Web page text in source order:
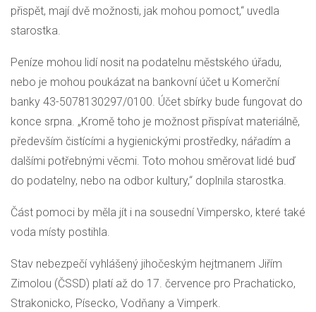
přispět, mají dvě možnosti, jak mohou pomoct,“ uvedla
starostka.
Peníze mohou lidí nosit na podatelnu městského úřadu,
nebo je mohou poukázat na bankovní účet u Komerční
banky 43-5078130297/0100. Účet sbírky bude fungovat do
konce srpna. „Kromě toho je možnost přispívat materiálně,
především čistícími a hygienickými prostředky, nářadím a
dalšími potřebnými věcmi. Toto mohou směrovat lidé buď
do podatelny, nebo na odbor kultury,“ doplnila starostka.
Část pomoci by měla jít i na sousední Vimpersko, které také
voda místy postihla.
Stav nebezpečí vyhlášený jihočeským hejtmanem Jiřím
Zimolou (ČSSD) platí až do 17. července pro Prachaticko,
Strakonicko, Písecko, Vodňany a Vimperk.